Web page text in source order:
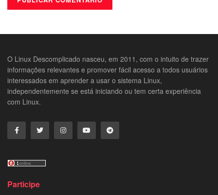
O Linux Descomplicado nasceu, em 2011, com o intuito de trazer
informações relevantes e promover fácil acesso a todos usuários
interessados em aprender a usar o sistema Linux,
independentemente se está iniciando ou tem certa experiência
com Linux.
Participe